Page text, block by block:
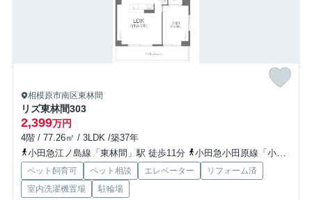
相模原市南区東林間
リズ東林間303
2,399万円
4階 / 77.26㎡ / 3LDK /築37年
小田急江ノ島線「東林間」駅 徒歩11分
小田急小田原線「小田急相模原」駅 徒歩14分
ペット飼育可 ペット相談 エレベーター
リフォーム済
室内洗濯機置場
駐輪場